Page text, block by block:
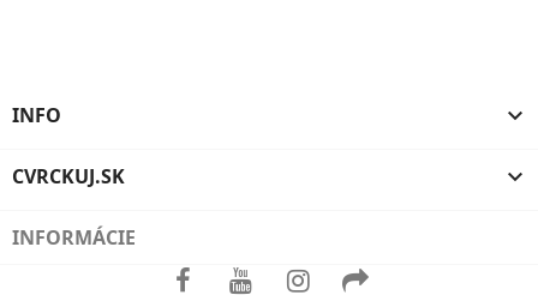
INFO 
CVRCKUJ.SK 
INFORMÁCIE